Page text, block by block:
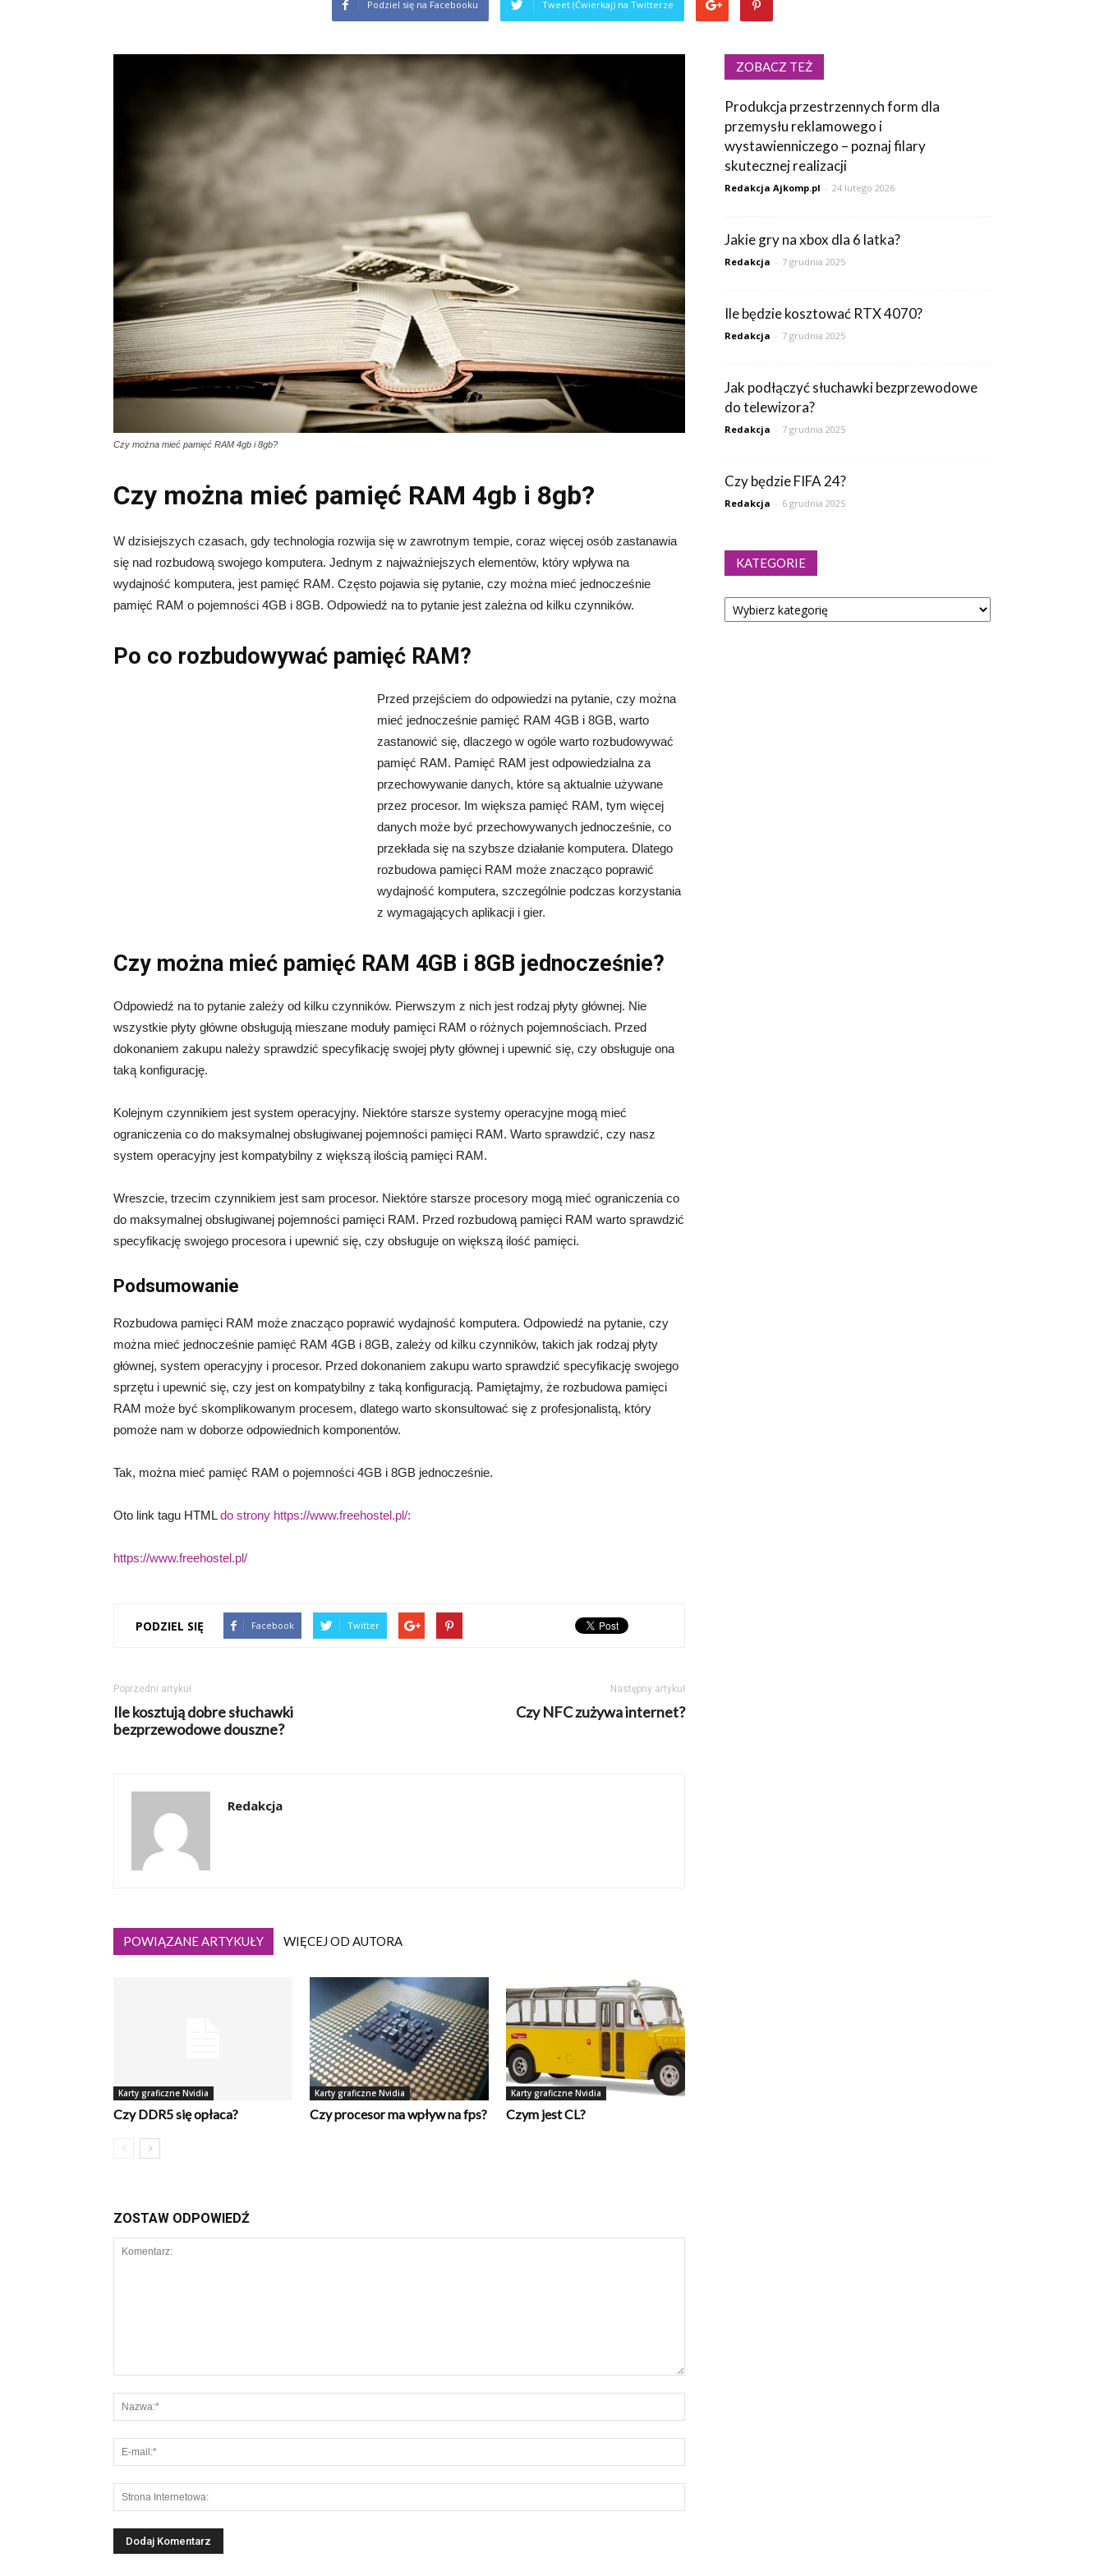
Podziel się na Facebooku Tweet (Ćwierkaj) na Twitterze
Czy można mieć pamięć RAM 4gb i 8gb?
Czy można mieć pamięć RAM 4gb i 8gb?
W dzisiejszych czasach, gdy technologia rozwija się w zawrotnym tempie, coraz więcej osób zastanawia
się nad rozbudową swojego komputera. Jednym z najważniejszych elementów, który wpływa na
wydajność komputera, jest pamięć RAM. Często pojawia się pytanie, czy można mieć jednocześnie
pamięć RAM o pojemności 4GB i 8GB. Odpowiedź na to pytanie jest zależna od kilku czynników.
Po co rozbudowywać pamięć RAM?
Przed przejściem do odpowiedzi na pytanie, czy można
mieć jednocześnie pamięć RAM 4GB i 8GB, warto
zastanowić się, dlaczego w ogóle warto rozbudowywać
pamięć RAM. Pamięć RAM jest odpowiedzialna za
przechowywanie danych, które są aktualnie używane
przez procesor. Im większa pamięć RAM, tym więcej
danych może być przechowywanych jednocześnie, co
przekłada się na szybsze działanie komputera. Dlatego
rozbudowa pamięci RAM może znacząco poprawić
wydajność komputera, szczególnie podczas korzystania
z wymagających aplikacji i gier.
Czy można mieć pamięć RAM 4GB i 8GB jednocześnie?
Odpowiedź na to pytanie zależy od kilku czynników. Pierwszym z nich jest rodzaj płyty głównej. Nie
wszystkie płyty główne obsługują mieszane moduły pamięci RAM o różnych pojemnościach. Przed
dokonaniem zakupu należy sprawdzić specyfikację swojej płyty głównej i upewnić się, czy obsługuje ona
taką konfigurację.
Kolejnym czynnikiem jest system operacyjny. Niektóre starsze systemy operacyjne mogą mieć
ograniczenia co do maksymalnej obsługiwanej pojemności pamięci RAM. Warto sprawdzić, czy nasz
system operacyjny jest kompatybilny z większą ilością pamięci RAM.
Wreszcie, trzecim czynnikiem jest sam procesor. Niektóre starsze procesory mogą mieć ograniczenia co
do maksymalnej obsługiwanej pojemności pamięci RAM. Przed rozbudową pamięci RAM warto sprawdzić
specyfikację swojego procesora i upewnić się, czy obsługuje on większą ilość pamięci.
Podsumowanie
Rozbudowa pamięci RAM może znacząco poprawić wydajność komputera. Odpowiedź na pytanie, czy
można mieć jednocześnie pamięć RAM 4GB i 8GB, zależy od kilku czynników, takich jak rodzaj płyty
głównej, system operacyjny i procesor. Przed dokonaniem zakupu warto sprawdzić specyfikację swojego
sprzętu i upewnić się, czy jest on kompatybilny z taką konfiguracją. Pamiętajmy, że rozbudowa pamięci
RAM może być skomplikowanym procesem, dlatego warto skonsultować się z profesjonalistą, który
pomoże nam w doborze odpowiednich komponentów.
Tak, można mieć pamięć RAM o pojemności 4GB i 8GB jednocześnie.
Oto link tagu HTMLdo strony https://www.freehostel.pl/:
https://www.freehostel.pl/
PODZIEL SIĘ Facebook Twitter
Poprzedni artykuł
Ile kosztują dobre słuchawki
bezprzewodowe douszne?
Następny artykuł
Czy NFC zużywa internet?
Redakcja
POWIĄZANE ARTYKUŁY WIĘCEJ OD AUTORA
Karty graficzne Nvidia
Czy DDR5 się opłaca?
Karty graficzne Nvidia
Czy procesor ma wpływ na fps?
Karty graficzne Nvidia
Czym jest CL?
ZOSTAW ODPOWIEDŹ
ZOBACZ TEŻ
Produkcja przestrzennych form dla
przemysłu reklamowego i
wystawienniczego – poznaj filary
skutecznej realizacji
Redakcja Ajkomp.pl - 24 lutego 2026
Jakie gry na xbox dla 6 latka?
Redakcja - 7 grudnia 2025
Ile będzie kosztować RTX 4070?
Redakcja - 7 grudnia 2025
Jak podłączyć słuchawki bezprzewodowe
do telewizora?
Redakcja - 7 grudnia 2025
Czy będzie FIFA 24?
Redakcja - 6 grudnia 2025
KATEGORIE
Kategorie